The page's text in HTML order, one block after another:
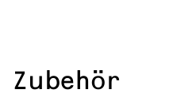
Zubehör